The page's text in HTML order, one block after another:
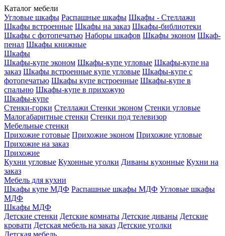
Каталог мебели
Угловые шкафы Распашные шкафы Шкафы - Стеллажи
Шкафы встроенные Шкафы на заказ Шкафы-библиотеки
Шкафы с фотопечатью Наборы шкафов Шкафы эконом Шкаф-
пенал Шкафы книжные
Шкафы
Шкафы-купе эконом Шкафы-купе угловые Шкафы-купе на
заказ Шкафы встроенные купе угловые Шкафы-купе с
фотопечатью Шкафы купе встроенные Шкафы-купе в
спальню Шкафы-купе в прихожую
Шкафы-купе
Стенки-горки Стеллажи Стенки эконом Стенки угловые
Малогабаритные стенки Стенки под телевизор
Мебельные стенки
Прихожие готовые Прихожие эконом Прихожие угловые
Прихожие на заказ
Прихожие
Кухни угловые Кухонные уголки Диваны кухонные Кухни на
заказ
Мебель для кухни
Шкафы купе МДФ Распашные шкафы МДФ Угловые шкафы
МДФ
Шкафы МДФ
Детские стенки Детские комнаты Детские диваны Детские
кровати Детская мебель на заказ Детские уголки
Детская мебель